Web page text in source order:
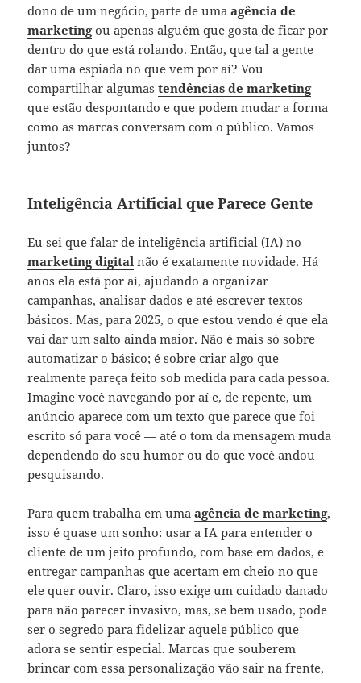
dono de um negócio, parte de umaagência de
marketingou apenas alguém que gosta de ficar por
dentro do que está rolando. Então, que tal a gente
dar uma espiada no que vem por aí? Vou
compartilhar algumastendências de marketing
que estão despontando e que podem mudar a forma
como as marcas conversam com o público. Vamos
juntos?
Inteligência Artificial que Parece Gente
Eu sei que falar de inteligência artificial (IA) no
marketing digital não é exatamente novidade. Há
anos ela está por aí, ajudando a organizar
campanhas, analisar dados e até escrever textos
básicos. Mas, para 2025, o que estou vendo é que ela
vai dar um salto ainda maior. Não é mais só sobre
automatizar o básico; é sobre criar algo que
realmente pareça feito sob medida para cada pessoa.
Imagine você navegando por aí e, de repente, um
anúncio aparece com um texto que parece que foi
escrito só para você — até o tom da mensagem muda
dependendo do seu humor ou do que você andou
pesquisando.
Para quem trabalha em umaagência de marketing,
isso é quase um sonho: usar a IA para entender o
cliente de um jeito profundo, com base em dados, e
entregar campanhas que acertam em cheio no que
ele quer ouvir. Claro, isso exige um cuidado danado
para não parecer invasivo, mas, se bem usado, pode
ser o segredo para fidelizar aquele público que
adora se sentir especial. Marcas que souberem
brincar com essa personalização vão sair na frente,